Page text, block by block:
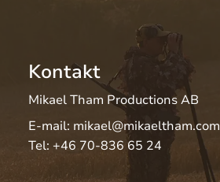
Kontakt
Mikael Tham Productions AB
E-mail: mikael@mikaeltham.com
Tel: +46 70-836 65 24